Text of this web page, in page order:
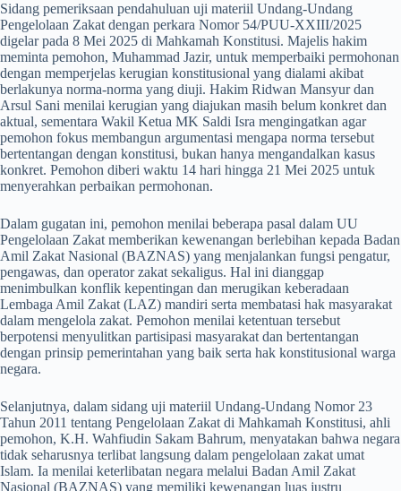
Sidang pemeriksaan pendahuluan uji materiil Undang-Undang
Pengelolaan Zakat dengan perkara Nomor 54/PUU-XXIII/2025
digelar pada 8 Mei 2025 di Mahkamah Konstitusi. Majelis hakim
meminta pemohon, Muhammad Jazir, untuk memperbaiki permohonan
dengan memperjelas kerugian konstitusional yang dialami akibat
berlakunya norma-norma yang diuji. Hakim Ridwan Mansyur dan
Arsul Sani menilai kerugian yang diajukan masih belum konkret dan
aktual, sementara Wakil Ketua MK Saldi Isra mengingatkan agar
pemohon fokus membangun argumentasi mengapa norma tersebut
bertentangan dengan konstitusi, bukan hanya mengandalkan kasus
konkret. Pemohon diberi waktu 14 hari hingga 21 Mei 2025 untuk
menyerahkan perbaikan permohonan.
Dalam gugatan ini, pemohon menilai beberapa pasal dalam UU
Pengelolaan Zakat memberikan kewenangan berlebihan kepada Badan
Amil Zakat Nasional (BAZNAS) yang menjalankan fungsi pengatur,
pengawas, dan operator zakat sekaligus. Hal ini dianggap
menimbulkan konflik kepentingan dan merugikan keberadaan
Lembaga Amil Zakat (LAZ) mandiri serta membatasi hak masyarakat
dalam mengelola zakat. Pemohon menilai ketentuan tersebut
berpotensi menyulitkan partisipasi masyarakat dan bertentangan
dengan prinsip pemerintahan yang baik serta hak konstitusional warga
negara.
Selanjutnya, dalam sidang uji materiil Undang-Undang Nomor 23
Tahun 2011 tentang Pengelolaan Zakat di Mahkamah Konstitusi, ahli
pemohon, K.H. Wahfiudin Sakam Bahrum, menyatakan bahwa negara
tidak seharusnya terlibat langsung dalam pengelolaan zakat umat
Islam. Ia menilai keterlibatan negara melalui Badan Amil Zakat
Nasional (BAZNAS) yang memiliki kewenangan luas justru